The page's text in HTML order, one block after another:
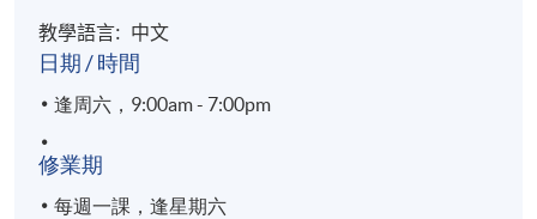
教學語言: 中文
日期 / 時間
逢周六，9:00am - 7:00pm
修業期
每週一課，逢星期六